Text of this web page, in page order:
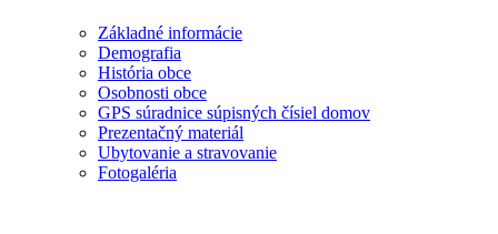
Základné informácie
Demografia
História obce
Osobnosti obce
GPS súradnice súpisných čísiel domov
Prezentačný materiál
Ubytovanie a stravovanie
Fotogaléria